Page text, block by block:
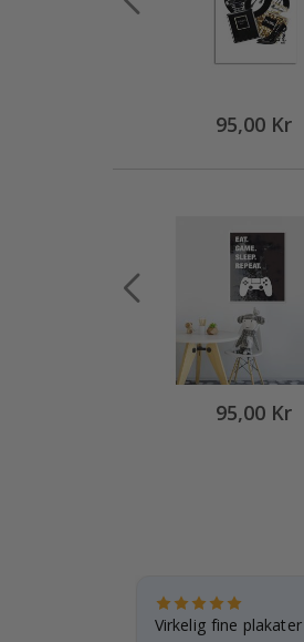
95,00 Kr
95,00 Kr
Virkelig fine